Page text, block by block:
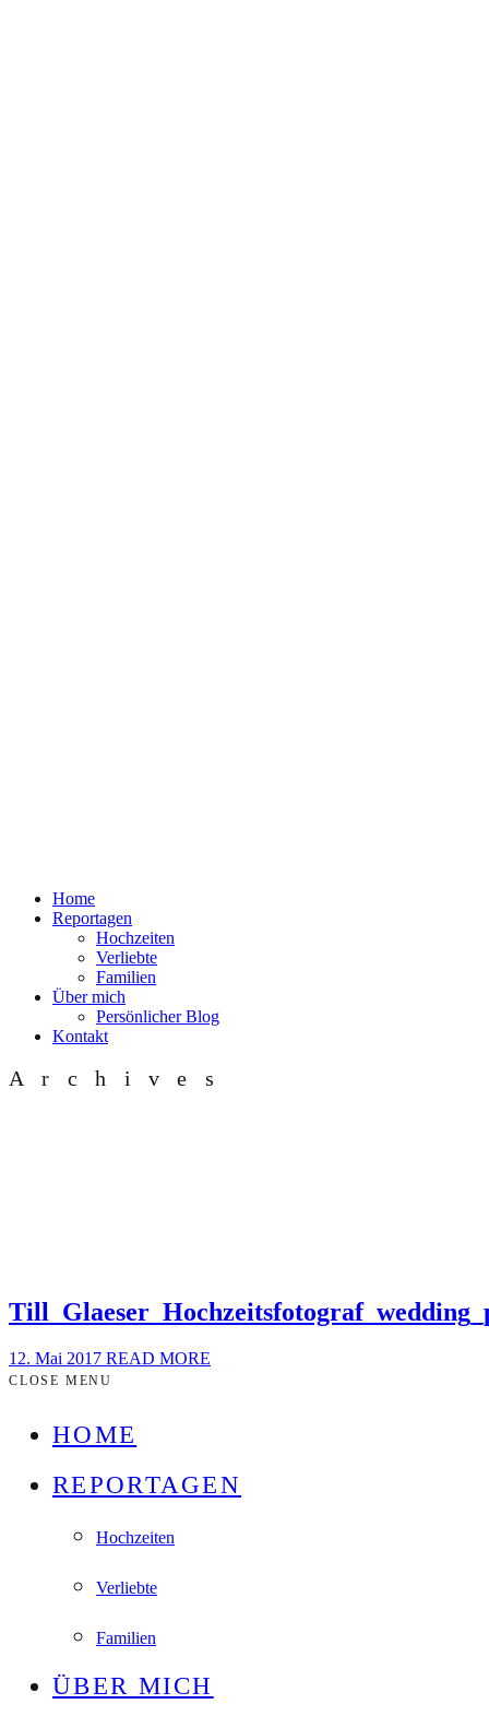
Home
Reportagen
Hochzeiten
Verliebte
Familien
Über mich
Persönlicher Blog
Kontakt
Archives
12. Mai 2017 READ MORE
CLOSE MENU
HOME
REPORTAGEN
Hochzeiten
Verliebte
Familien
ÜBER MICH